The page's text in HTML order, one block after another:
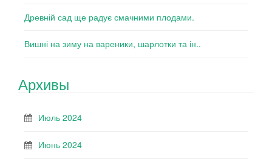
Древній сад ще радує смачними плодами.
Вишні на зиму на вареники, шарлотки та ін..
Архивы
Июль 2024
Июнь 2024